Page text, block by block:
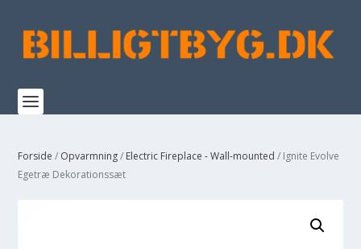
Forside / Opvarmning/ Electric Fireplace - Wall-mounted / Ignite Evolve
Egetræ Dekorationssæt